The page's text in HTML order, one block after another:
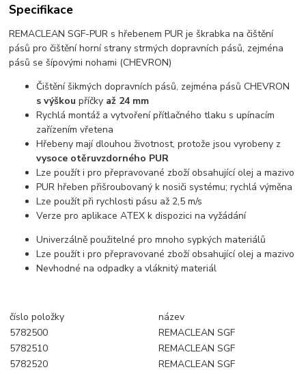
Specifikace
REMACLEAN SGF-PUR s hřebenem PUR je škrabka na čištění
pásů pro čištění horní strany strmých dopravních pásů, zejména
pásů se šípovými nohami (CHEVRON)
Čištění šikmých dopravních pásů, zejména pásů CHEVRON
s výškou příčky až 24 mm
Rychlá montáž a vytvoření přítlačného tlaku s upínacím
zařízením vřetena
Hřebeny mají dlouhou životnost, protože jsou vyrobeny z
vysoce otěruvzdorného PUR
Lze použít i pro přepravované zboží obsahující olej a mazivo
PUR hřeben přišroubovaný k nosiči systému; rychlá výměna
Lze použít při rychlosti pásu až 2,5 m/s
Verze pro aplikace ATEX k dispozici na vyžádání
Univerzálně použitelné pro mnoho sypkých materiálů
Lze použít i pro přepravované zboží obsahující olej a mazivo
Nevhodné na odpadky a vláknitý materiál
číslo položky
název
5782500
REMACLEAN SGF
5782510
REMACLEAN SGF
5782520
REMACLEAN SGF